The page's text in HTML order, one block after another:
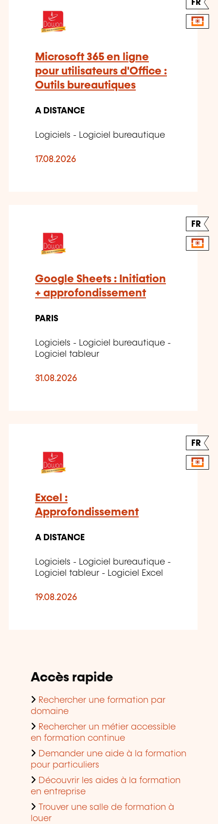
FR
Microsoft 365 en ligne
pour utilisateurs d'Office :
Outils bureautiques
A DISTANCE
Logiciels - Logiciel bureautique
17.08.2026
FR
Google Sheets : Initiation
+ approfondissement
PARIS
Logiciels - Logiciel bureautique -
Logiciel tableur
31.08.2026
FR
Excel :
Approfondissement
A DISTANCE
Logiciels - Logiciel bureautique -
Logiciel tableur - Logiciel Excel
19.08.2026
Accès rapide
Rechercher une formation par
domaine
Rechercher un métier accessible
en formation continue
Demander une aide à la formation
pour particuliers
Découvrir les aides à la formation
en entreprise
Trouver une salle de formation à
louer